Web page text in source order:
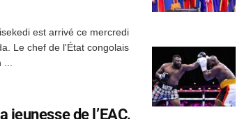
est arrivé ce mercredi
Le chef de l'État congolais
jeunesse de l’EAC,